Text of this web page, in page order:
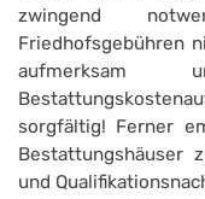
zwingend
Friedhofsgebühren
aufmerksam
sorgfältig! Ferner
Bestattungshäuser
und